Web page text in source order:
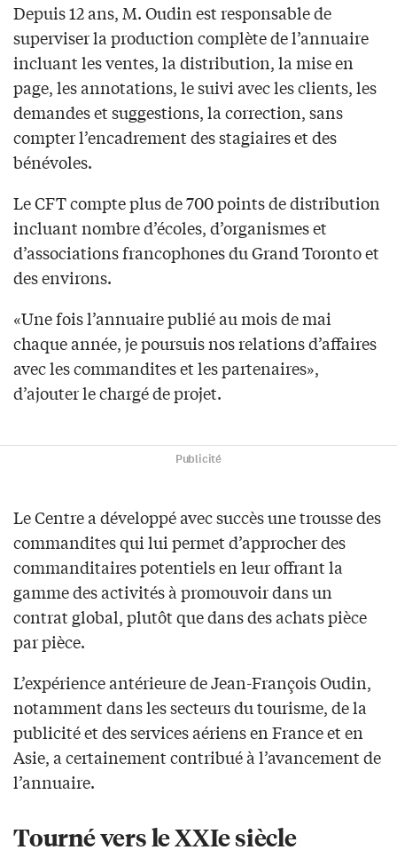
Depuis 12 ans, M. Oudin est responsable de
superviser la production complète de l’annuaire
incluant les ventes, la distribution, la mise en
page, les annotations, le suivi avec les clients, les
demandes et suggestions, la correction, sans
compter l’encadrement des stagiaires et des
bénévoles.
Le CFT compte plus de 700 points de distribution
incluant nombre d’écoles, d’organismes et
d’associations francophones du Grand Toronto et
des environs.
«Une fois l’annuaire publié au mois de mai
chaque année, je poursuis nos relations d’affaires
avec les commandites et les partenaires»,
d’ajouter le chargé de projet.
Publicité
Le Centre a développé avec succès une trousse des
commandites qui lui permet d’approcher des
commanditaires potentiels en leur offrant la
gamme des activités à promouvoir dans un
contrat global, plutôt que dans des achats pièce
par pièce.
L’expérience antérieure de Jean-François Oudin,
notamment dans les secteurs du tourisme, de la
publicité et des services aériens en France et en
Asie, a certainement contribué à l’avancement de
l’annuaire.
Tourné vers le XXIe siècle